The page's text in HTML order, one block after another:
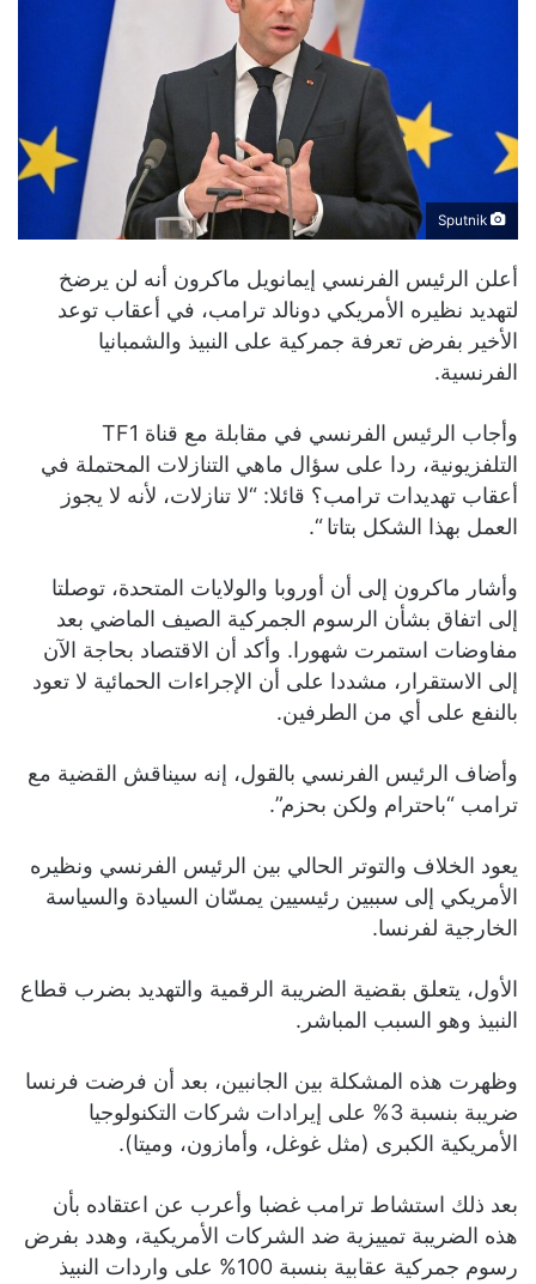
أعلن الرئيس الفرنسي إيمانويل ماكرون أنه لن يرضخ
لتهديد نظيره الأمريكي دونالد ترامب، في أعقاب توعد
الأخير بفرض تعرفة جمركية على النبيذ والشمبانيا
الفرنسية.
وأجاب الرئيس الفرنسي في مقابلة مع قناة TF1
التلفزيونية، ردا على سؤال ماهي التنازلات المحتملة في
أعقاب تهديدات ترامب؟ قائلا: “لا تنازلات، لأنه لا يجوز
العمل بهذا الشكل بتاتا “.
وأشار ماكرون إلى أن أوروبا والولايات المتحدة، توصلتا
إلى اتفاق بشأن الرسوم الجمركية الصيف الماضي بعد
مفاوضات استمرت شهورا. وأكد أن الاقتصاد بحاجة الآن
إلى الاستقرار، مشددا على أن الإجراءات الحمائية لا تعود
بالنفع على أي من الطرفين.
وأضاف الرئيس الفرنسي بالقول، إنه سيناقش القضية مع
ترامب “باحترام ولكن بحزم”.
يعود الخلاف والتوتر الحالي بين الرئيس الفرنسي ونظيره
الأمريكي إلى سببين رئيسيين يمسّان السيادة والسياسة
الخارجية لفرنسا.
الأول، يتعلق بقضية الضريبة الرقمية والتهديد بضرب قطاع
النبيذ وهو السبب المباشر.
وظهرت هذه المشكلة بين الجانبين، بعد أن فرضت فرنسا
ضريبة بنسبة 3% على إيرادات شركات التكنولوجيا
الأمريكية الكبرى (مثل غوغل، وأمازون، وميتا).
بعد ذلك استشاط ترامب غضبا وأعرب عن اعتقاده بأن
هذه الضريبة تمييزية ضد الشركات الأمريكية، وهدد بفرض
رسوم جمركية عقابية بنسبة 100% على واردات النبيذ